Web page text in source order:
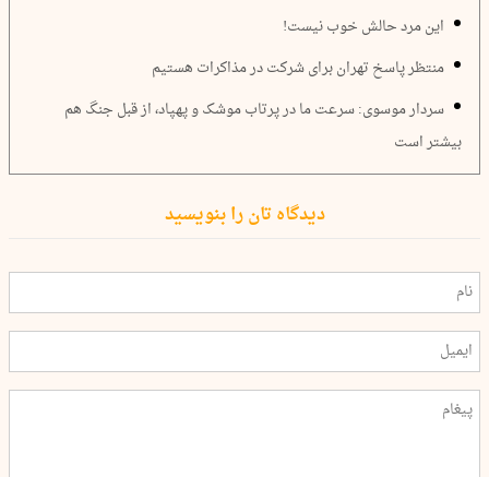
این مرد حالش خوب نیست!
منتظر پاسخ تهران برای شرکت در مذاکرات هستیم
سردار موسوی: سرعت ما در پرتاب موشک و پهپاد، از قبل جنگ هم
بیشتر است
دیدگاه تان را بنویسید